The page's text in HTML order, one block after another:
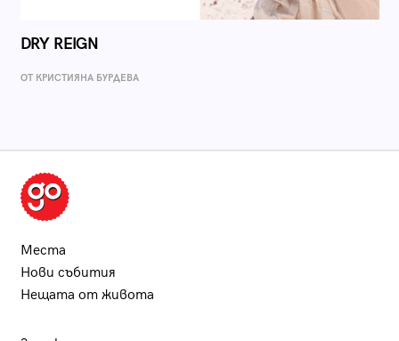
DRY REIGN
ОТ КРИСТИЯНА БУРДЕВА
Места
Нови събития
Нещата от живота